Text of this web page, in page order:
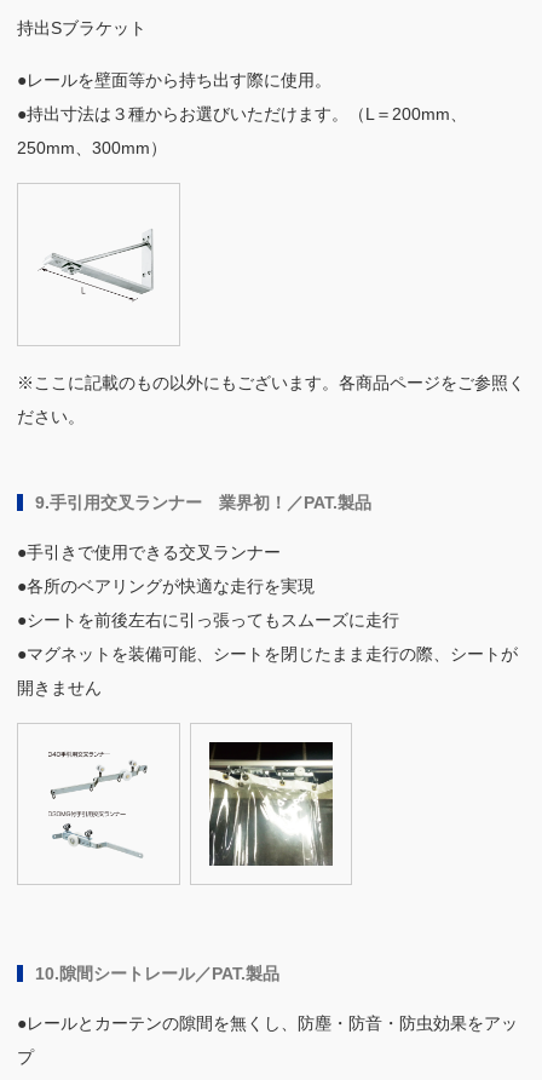
持出Sブラケット
●レールを壁面等から持ち出す際に使用。
●持出寸法は３種からお選びいただけます。（L＝200mm、
250mm、300mm）
※ここに記載のもの以外にもございます。各商品ページをご参照く
ださい。
9.手引用交叉ランナー 業界初！／PAT.製品
●手引きで使用できる交叉ランナー
●各所のベアリングが快適な走行を実現
●シートを前後左右に引っ張ってもスムーズに走行
●マグネットを装備可能、シートを閉じたまま走行の際、シートが
開きません
10.隙間シートレール／PAT.製品
●レールとカーテンの隙間を無くし、防塵・防音・防虫効果をアッ
プ